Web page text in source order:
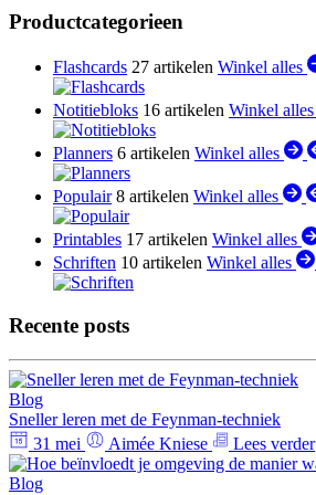
Productcategorieen
Flashcards 27 artikelen Winkel alles
Notitiebloks 16 artikelen Winkel alles
Planners 6 artikelen Winkel alles
Populair 8 artikelen Winkel alles
Printables 17 artikelen Winkel alles
Schriften 10 artikelen Winkel alles
Recente posts
Blog
Sneller leren met de Feynman-techniek
31 mei
Aimée Kniese Lees verder
Blog